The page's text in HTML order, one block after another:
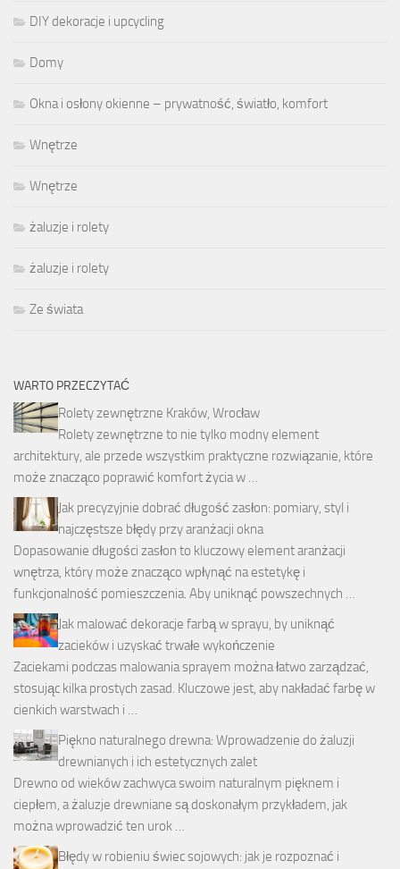
DIY dekoracje i upcycling
Domy
Okna i osłony okienne – prywatność, światło, komfort
Wnętrze
Wnętrze
żaluzje i rolety
żaluzje i rolety
Ze świata
WARTO PRZECZYTAĆ
Rolety zewnętrzne Kraków, Wrocław
Rolety zewnętrzne to nie tylko modny element
architektury, ale przede wszystkim praktyczne rozwiązanie, które
może znacząco poprawić komfort życia w …
Jak precyzyjnie dobrać długość zasłon: pomiary, styl i
najczęstsze błędy przy aranżacji okna
Dopasowanie długości zasłon to kluczowy element aranżacji
wnętrza, który może znacząco wpłynąć na estetykę i
funkcjonalność pomieszczenia. Aby uniknąć powszechnych …
Jak malować dekoracje farbą w sprayu, by uniknąć
zacieków i uzyskać trwałe wykończenie
Zaciekami podczas malowania sprayem można łatwo zarządzać,
stosując kilka prostych zasad. Kluczowe jest, aby nakładać farbę w
cienkich warstwach i …
Piękno naturalnego drewna: Wprowadzenie do żaluzji
drewnianych i ich estetycznych zalet
Drewno od wieków zachwyca swoim naturalnym pięknem i
ciepłem, a żaluzje drewniane są doskonałym przykładem, jak
można wprowadzić ten urok …
Błędy w robieniu świec sojowych: jak je rozpoznać i